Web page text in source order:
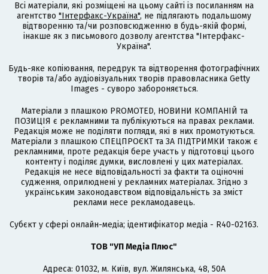
Всі матеріали, які розміщені на цьому сайті із посиланням на
агентство "Інтерфакс-Україна", не підлягають подальшому
відтворенню та/чи розповсюдженню в будь-якій формі,
інакше як з письмового дозволу агентства "Інтерфакс-
Україна".
Будь-яке копіювання, передрук та відтворення фотографічних
творів та/або аудіовізуальних творів правовласника Getty
Images - суворо забороняється.
Матеріали з плашкою PROMOTED, НОВИНИ КОМПАНІЙ та
ПОЗИЦІЯ є рекламними та публікуються на правах реклами.
Редакція може не поділяти погляди, які в них промотуються.
Матеріали з плашкою СПЕЦПРОЄКТ та ЗА ПІДТРИМКИ також є
рекламними, проте редакція бере участь у підготовці цього
контенту і поділяє думки, висловлені у цих матеріалах.
Редакція не несе відповідальності за факти та оціночні
судження, оприлюднені у рекламних матеріалах. Згідно з
українським законодавством відповідальність за зміст
реклами несе рекламодавець.
Cубєкт у сфері онлайн-медіа; ідентифікатор медіа - R40-02163.
ТОВ "УП Медіа Плюс"
Адреса: 01032, м. Київ, вул. Жилянська, 48, 50А